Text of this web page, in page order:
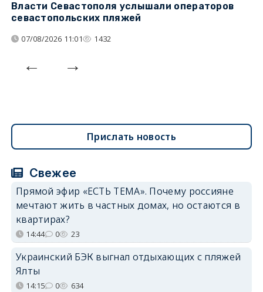
Власти Севастополя услышали операторов
севастопольских пляжей
07/08/2026 11:01 1432
Прислать новость
Свежее
Прямой эфир «ЕСТЬ ТЕМА». Почему россияне
мечтают жить в частных домах, но остаются в
квартирах?
14:44 0 23
Украинский БЭК выгнал отдыхающих с пляжей
Ялты
14:15 0 634